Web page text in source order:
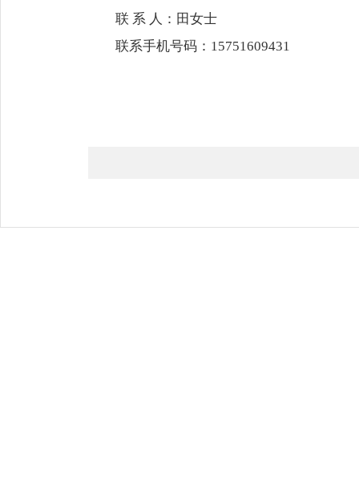
联 系 人：田女士
联系手机号码：15751609431